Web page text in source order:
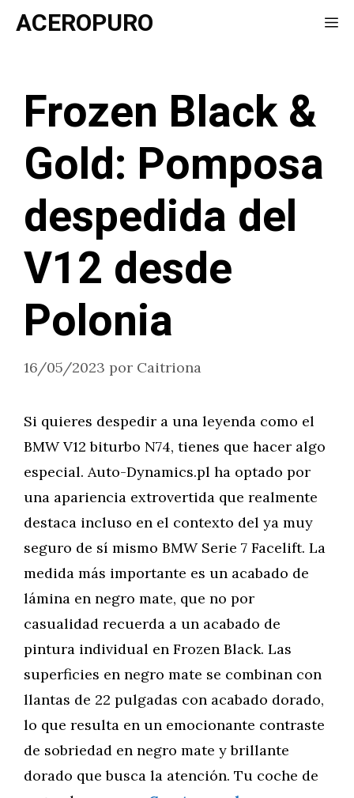
Saltar
ACEROPURO
Frozen Black &
Gold: Pomposa
despedida del
V12 desde
Polonia
16/05/2023 por Caitriona
Si quieres despedir a una leyenda como el
BMW V12 biturbo N74, tienes que hacer algo
especial. Auto-Dynamics.pl ha optado por
una apariencia extrovertida que realmente
destaca incluso en el contexto del ya muy
seguro de sí mismo BMW Serie 7 Facelift. La
medida más importante es un acabado de
lámina en negro mate, que no por
casualidad recuerda a un acabado de
pintura individual en Frozen Black. Las
superficies en negro mate se combinan con
llantas de 22 pulgadas con acabado dorado,
lo que resulta en un emocionante contraste
de sobriedad en negro mate y brillante
dorado que busca la atención. Tu coche de